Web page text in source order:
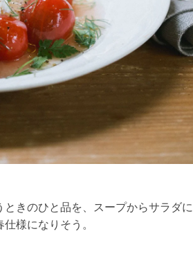
きのひと品を、スープからサラダに
様になりそう。